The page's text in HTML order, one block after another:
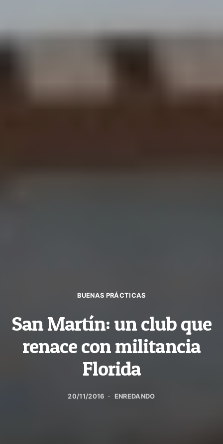
BUENAS PRÁCTICAS
San Martín: un club que
renace con militancia
Florida
20/11/2016 ENREDANDO